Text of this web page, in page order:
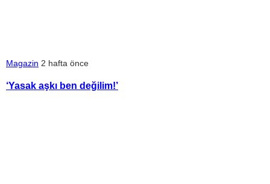
Magazin 2 hafta önce
‘Yasak aşkı ben değilim!’